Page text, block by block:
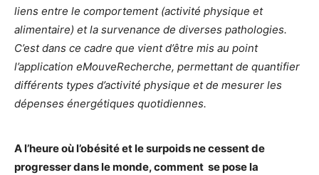
liens entre le comportement (activité physique et
alimentaire) et la survenance de diverses pathologies.
C’est dans ce cadre que vient d’être mis au point
l’application eMouveRecherche, permettant de quantifier
différents types d’activité physique et de mesurer les
dépenses énergétiques quotidiennes.
A l’heure où l’obésité et le surpoids ne cessent de
progresser dans le monde, comment se pose la